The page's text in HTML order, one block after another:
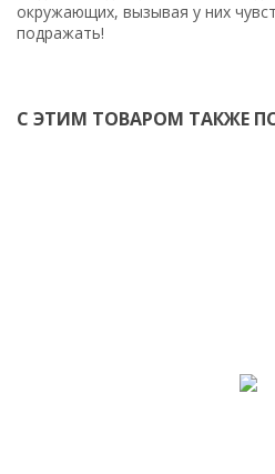
окружающих, вызывая у них
подражать!
С ЭТИМ ТОВАРОМ ТАКЖЕ